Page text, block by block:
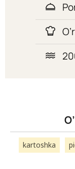
kartoshka